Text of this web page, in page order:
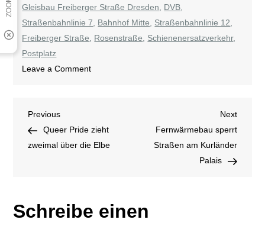
Gleisbau Freiberger Straße Dresden, DVB,
Straßenbahnlinie 7, Bahnhof Mitte, Straßenbahnlinie 12,
Freiberger Straße, Rosenstraße, Schienenersatzverkehr,
Postplatz
Leave a Commenton
Freiberger
Straße
Beitragsnavigation
Previous
Post
Previous
Queer Pride zieht
zweimal über die Elbe
Next
Post
Next
Fernwärmebau sperrt
Straßen am Kurländer
Palais
Schreibe einen